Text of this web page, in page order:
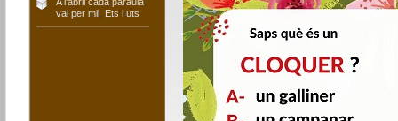
val per mil, Ets i uts